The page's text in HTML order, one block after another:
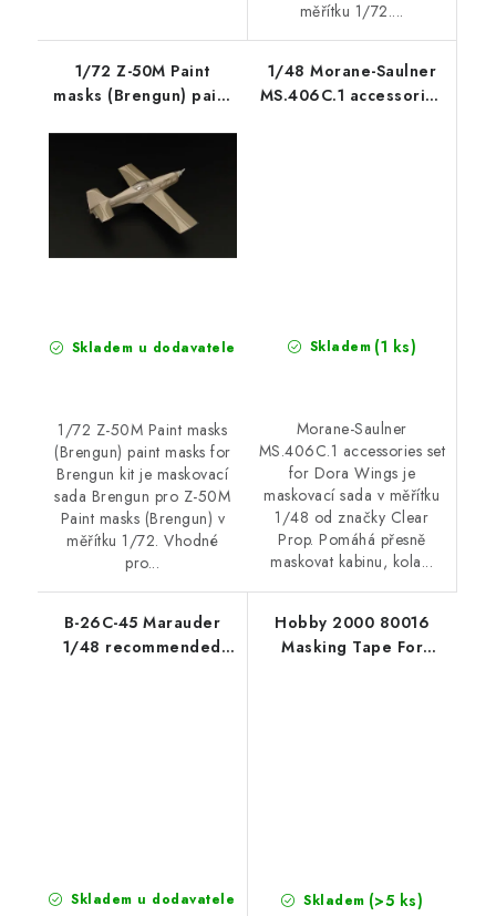
měřítku 1/72....
1/72 Z-50M Paint
masks (Brengun) paint
Skladem u dodavatele
1/72 Z-50M Paint masks
(Brengun) paint masks for
Brengun kit je maskovací
sada Brengun pro Z-50M
Paint masks (Brengun) v
měřítku 1/72. Vhodné
pro...
1/48 Morane-Saulner
MS.406C.1 accessories
Skladem (1 ks)
Morane-Saulner
MS.406C.1 accessories set
for Dora Wings je
maskovací sada v měřítku
1/48 od značky Clear
Prop. Pomáhá přesně
maskovat kabinu, kola...
B-26C-45 Marauder
1/48 recommended
Skladem u dodavatele
Hobby 2000 80016
Masking Tape For
Skladem (>5 ks)